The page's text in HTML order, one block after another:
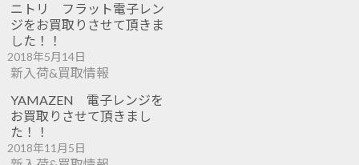
ニトリ フラット電子レン
ジをお買取りさせて頂きま
した！！
2018年5月14日
新入荷&買取情報
YAMAZEN 電子レンジを
お買取りさせて頂きまし
た！！
2018年11月5日